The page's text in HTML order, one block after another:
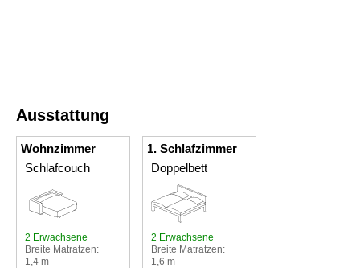
Ausstattung
Wohnzimmer
Schlafcouch
2 Erwachsene
Breite Matratzen:
1,4 m
1. Schlafzimmer
Doppelbett
2 Erwachsene
Breite Matratzen:
1,6 m